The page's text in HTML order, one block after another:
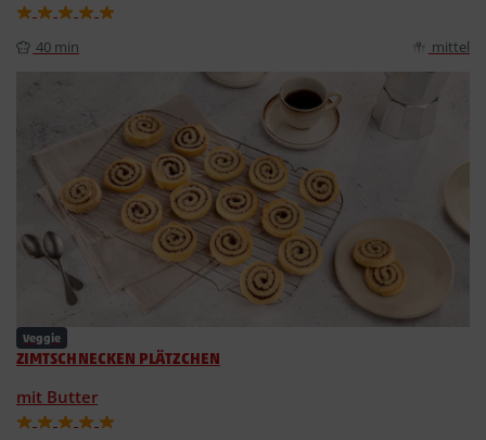
40 min mittel
Veggie
ZIMTSCHNECKEN PLÄTZCHEN
mit Butter